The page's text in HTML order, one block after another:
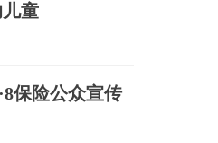
童
保险公众宣传